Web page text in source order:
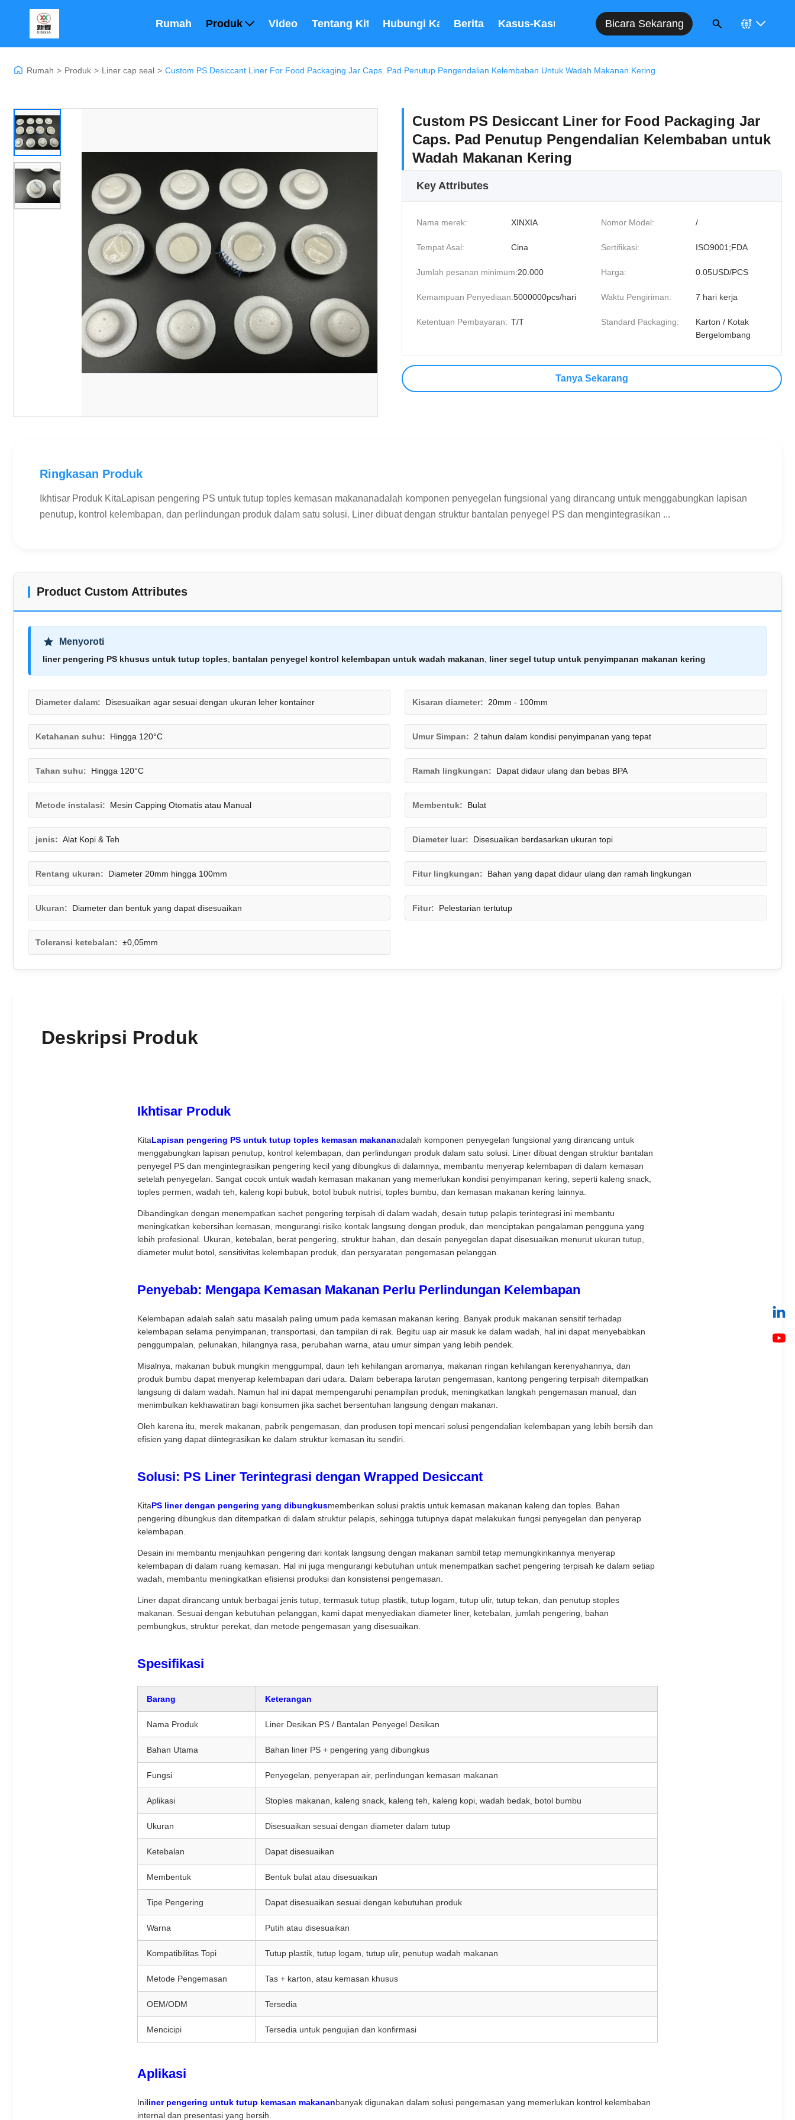
Rumah Produk Video Tentang Kita Hubungi KamiBerita Kasus-Kasus Bicara Sekarang
Rumah > Produk > Liner cap seal > Custom PS Desiccant Liner For Food Packaging Jar Caps. Pad Penutup Pengendalian Kelembaban Untuk Wadah Makanan Kering
Custom PS Desiccant Liner for Food Packaging Jar
Caps. Pad Penutup Pengendalian Kelembaban untuk
Wadah Makanan Kering
Key Attributes
Nama merek: XINXIA Nomor Model: /
Tempat Asal: Cina Sertifikasi: ISO9001;FDA
Jumlah pesanan minimum:20.000 Harga: 0.05USD/PCS
Kemampuan Penyediaan:5000000pcs/hari Waktu Pengiriman: 7 hari kerja
Ketentuan Pembayaran: T/T Standard Packaging:
Karton / Kotak
Bergelombang
Tanya Sekarang
Ringkasan Produk
Ikhtisar Produk KitaLapisan pengering PS untuk tutup toples kemasan makananadalah komponen penyegelan fungsional yang dirancang untuk menggabungkan lapisan
penutup, kontrol kelembapan, dan perlindungan produk dalam satu solusi. Liner dibuat dengan struktur bantalan penyegel PS dan mengintegrasikan ...
Product Custom Attributes
Menyoroti
liner pengering PS khusus untuk tutup toples bantalan penyegel kontrol kelembapan untuk wadah makanan liner segel tutup untuk penyimpanan makanan kering
Diameter dalam: Disesuaikan agar sesuai dengan ukuran leher kontainer Kisaran diameter: 20mm - 100mm
Ketahanan suhu: Hingga 120°C Umur Simpan: 2 tahun dalam kondisi penyimpanan yang tepat
Tahan suhu: Hingga 120°C Ramah lingkungan: Dapat didaur ulang dan bebas BPA
Metode instalasi: Mesin Capping Otomatis atau Manual Membentuk: Bulat
jenis: Alat Kopi & Teh Diameter luar: Disesuaikan berdasarkan ukuran topi
Rentang ukuran: Diameter 20mm hingga 100mm Fitur lingkungan: Bahan yang dapat didaur ulang dan ramah lingkungan
Ukuran: Diameter dan bentuk yang dapat disesuaikan Fitur: Pelestarian tertutup
Toleransi ketebalan: ±0,05mm
Deskripsi Produk
Ikhtisar Produk
KitaLapisan pengering PS untuk tutup toples kemasan makananadalah komponen penyegelan fungsional yang dirancang untuk
menggabungkan lapisan penutup, kontrol kelembapan, dan perlindungan produk dalam satu solusi. Liner dibuat dengan struktur bantalan
penyegel PS dan mengintegrasikan pengering kecil yang dibungkus di dalamnya, membantu menyerap kelembapan di dalam kemasan
setelah penyegelan. Sangat cocok untuk wadah kemasan makanan yang memerlukan kondisi penyimpanan kering, seperti kaleng snack,
toples permen, wadah teh, kaleng kopi bubuk, botol bubuk nutrisi, toples bumbu, dan kemasan makanan kering lainnya.
Dibandingkan dengan menempatkan sachet pengering terpisah di dalam wadah, desain tutup pelapis terintegrasi ini membantu
meningkatkan kebersihan kemasan, mengurangi risiko kontak langsung dengan produk, dan menciptakan pengalaman pengguna yang
lebih profesional. Ukuran, ketebalan, berat pengering, struktur bahan, dan desain penyegelan dapat disesuaikan menurut ukuran tutup,
diameter mulut botol, sensitivitas kelembapan produk, dan persyaratan pengemasan pelanggan.
Penyebab: Mengapa Kemasan Makanan Perlu Perlindungan Kelembapan
Kelembapan adalah salah satu masalah paling umum pada kemasan makanan kering. Banyak produk makanan sensitif terhadap
kelembapan selama penyimpanan, transportasi, dan tampilan di rak. Begitu uap air masuk ke dalam wadah, hal ini dapat menyebabkan
penggumpalan, pelunakan, hilangnya rasa, perubahan warna, atau umur simpan yang lebih pendek.
Misalnya, makanan bubuk mungkin menggumpal, daun teh kehilangan aromanya, makanan ringan kehilangan kerenyahannya, dan
produk bumbu dapat menyerap kelembapan dari udara. Dalam beberapa larutan pengemasan, kantong pengering terpisah ditempatkan
langsung di dalam wadah. Namun hal ini dapat mempengaruhi penampilan produk, meningkatkan langkah pengemasan manual, dan
menimbulkan kekhawatiran bagi konsumen jika sachet bersentuhan langsung dengan makanan.
Oleh karena itu, merek makanan, pabrik pengemasan, dan produsen topi mencari solusi pengendalian kelembapan yang lebih bersih dan
efisien yang dapat diintegrasikan ke dalam struktur kemasan itu sendiri.
Solusi: PS Liner Terintegrasi dengan Wrapped Desiccant
KitaPS liner dengan pengering yang dibungkusmemberikan solusi praktis untuk kemasan makanan kaleng dan toples. Bahan
pengering dibungkus dan ditempatkan di dalam struktur pelapis, sehingga tutupnya dapat melakukan fungsi penyegelan dan penyerap
kelembapan.
Desain ini membantu menjauhkan pengering dari kontak langsung dengan makanan sambil tetap memungkinkannya menyerap
kelembapan di dalam ruang kemasan. Hal ini juga mengurangi kebutuhan untuk menempatkan sachet pengering terpisah ke dalam setiap
wadah, membantu meningkatkan efisiensi produksi dan konsistensi pengemasan.
Liner dapat dirancang untuk berbagai jenis tutup, termasuk tutup plastik, tutup logam, tutup ulir, tutup tekan, dan penutup stoples
makanan. Sesuai dengan kebutuhan pelanggan, kami dapat menyediakan diameter liner, ketebalan, jumlah pengering, bahan
pembungkus, struktur perekat, dan metode pengemasan yang disesuaikan.
Spesifikasi
Barang Keterangan
Nama Produk Liner Desikan PS / Bantalan Penyegel Desikan
Bahan Utama Bahan liner PS + pengering yang dibungkus
Fungsi Penyegelan, penyerapan air, perlindungan kemasan makanan
Aplikasi Stoples makanan, kaleng snack, kaleng teh, kaleng kopi, wadah bedak, botol bumbu
Ukuran Disesuaikan sesuai dengan diameter dalam tutup
Ketebalan Dapat disesuaikan
Membentuk Bentuk bulat atau disesuaikan
Tipe Pengering Dapat disesuaikan sesuai dengan kebutuhan produk
Warna Putih atau disesuaikan
Kompatibilitas Topi Tutup plastik, tutup logam, tutup ulir, penutup wadah makanan
Metode Pengemasan Tas + karton, atau kemasan khusus
OEM/ODM Tersedia
Mencicipi Tersedia untuk pengujian dan konfirmasi
Aplikasi
Iniliner pengering untuk tutup kemasan makananbanyak digunakan dalam solusi pengemasan yang memerlukan kontrol kelembaban
internal dan presentasi yang bersih.